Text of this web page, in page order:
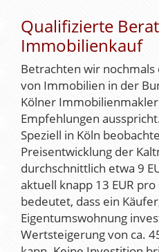
Qualifizierte
Immobilienkauf
Betrachten wir
von Immobilien in der
Kölner
Empfehlungen
Speziell in Köln
Preisentwicklung der
durchschnittlich etwa 9
aktuell knapp 13 EUR
bedeutet, dass ein
Eigentumswohnung
Wertsteigerung von ca.